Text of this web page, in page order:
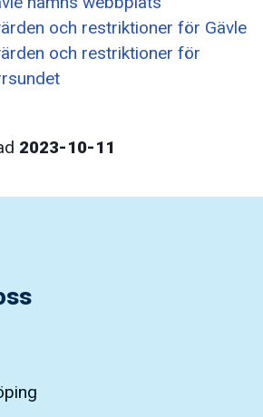
och restriktioner för Gävle
och restriktioner för
2023-10-11